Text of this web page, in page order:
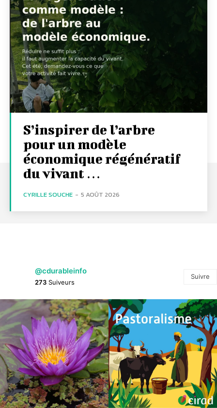
S’inspirer de l’arbre
pour un modèle
économique régénératif
du vivant …
CYRILLE SOUCHE - 5 AOÛT 2026
@cdurableinfo
273 Suiveurs
Suivre